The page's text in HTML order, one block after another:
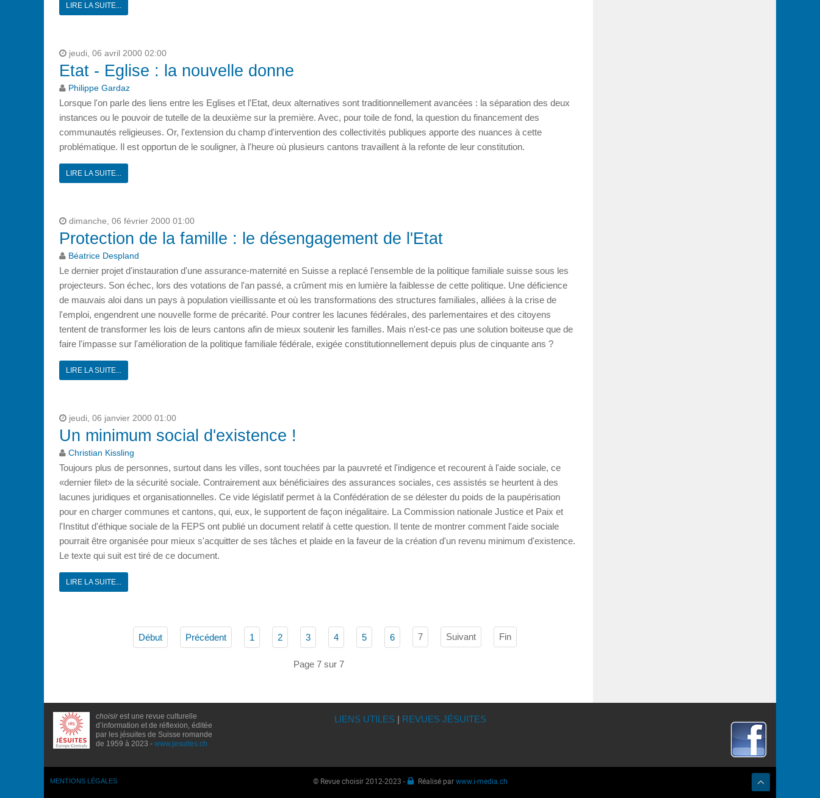
LIRE LA SUITE...
jeudi, 06 avril 2000 02:00
Etat - Eglise : la nouvelle donne
Philippe Gardaz
Lorsque l'on parle des liens entre les Eglises et l'Etat, deux alternatives sont traditionnellement avancées : la séparation des deux
instances ou le pouvoir de tutelle de la deuxième sur la première. Avec, pour toile de fond, la question du financement des
communautés religieuses. Or, l'extension du champ d'intervention des collectivités publiques apporte des nuances à cette
problématique. Il est opportun de le souligner, à l'heure où plusieurs cantons travaillent à la refonte de leur constitution.
LIRE LA SUITE...
dimanche, 06 février 2000 01:00
Protection de la famille : le désengagement de l'Etat
Béatrice Despland
Le dernier projet d'instauration d'une assurance-maternité en Suisse a replacé l'ensemble de la politique familiale suisse sous les
projecteurs. Son échec, lors des votations de l'an passé, a crûment mis en lumière la faiblesse de cette politique. Une déficience
de mauvais aloi dans un pays à population vieillissante et où les transformations des structures familiales, alliées à la crise de
l'emploi, engendrent une nouvelle forme de précarité. Pour contrer les lacunes fédérales, des parlementaires et des citoyens
tentent de transformer les lois de leurs cantons afin de mieux soutenir les familles. Mais n'est-ce pas une solution boiteuse que de
faire l'impasse sur l'amélioration de la politique familiale fédérale, exigée constitutionnellement depuis plus de cinquante ans ?
LIRE LA SUITE...
jeudi, 06 janvier 2000 01:00
Un minimum social d'existence !
Christian Kissling
Toujours plus de personnes, surtout dans les villes, sont touchées par la pauvreté et l'indigence et recourent à l'aide sociale, ce
«dernier filet» de la sécurité sociale. Contrairement aux bénéficiaires des assurances sociales, ces assistés se heurtent à des
lacunes juridiques et organisationnelles. Ce vide législatif permet à la Confédération de se délester du poids de la paupérisation
pour en charger communes et cantons, qui, eux, le supportent de façon inégalitaire. La Commission nationale Justice et Paix et
l'Institut d'éthique sociale de la FEPS ont publié un document relatif à cette question. Il tente de montrer comment l'aide sociale
pourrait être organisée pour mieux s'acquitter de ses tâches et plaide en la faveur de la création d'un revenu minimum d'existence.
Le texte qui suit est tiré de ce document.
LIRE LA SUITE...
Début Précédent 1 2 3 4 5 6 7 Suivant Fin
Page 7 sur 7
choisirest une revue culturelle
d’information et de réflexion, éditée
par les jésuites de Suisse romande
de 1959 à 2023 - www.jesuites.ch
LIENS UTILES| REVUES JÉSUITES
MENTIONS LÉGALES © Revue choisir 2012-2023 - Réalisé parwww.i-media.ch